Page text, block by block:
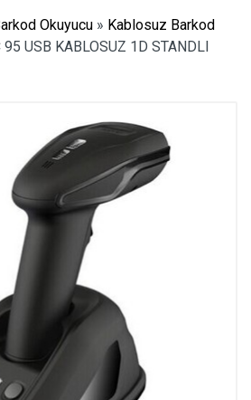
Okuyucu » Kablosuz Barkod
95 USB KABLOSUZ 1D STANDLI